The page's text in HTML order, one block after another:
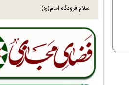
سلام فرودگاه امام(ره)